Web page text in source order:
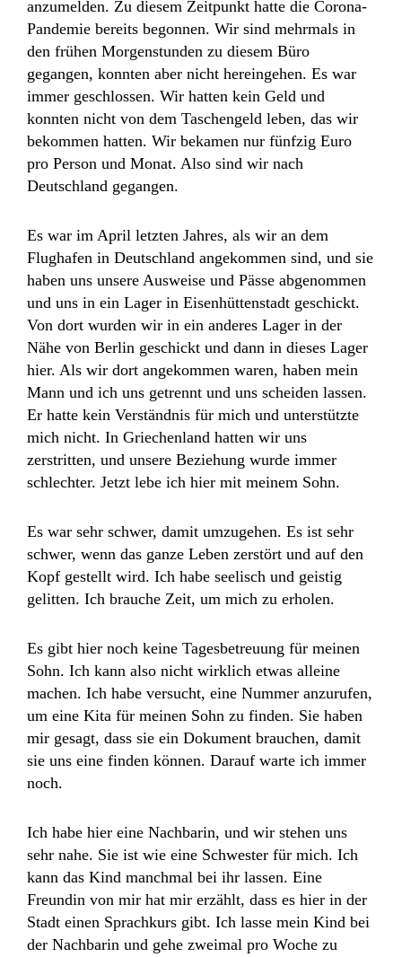
anzumelden. Zu diesem Zeitpunkt hatte die Corona-
Pandemie bereits begonnen. Wir sind mehrmals in
den frühen Morgenstunden zu diesem Büro
gegangen, konnten aber nicht hereingehen. Es war
immer geschlossen. Wir hatten kein Geld und
konnten nicht von dem Taschengeld leben, das wir
bekommen hatten. Wir bekamen nur fünfzig Euro
pro Person und Monat. Also sind wir nach
Deutschland gegangen.
Es war im April letzten Jahres, als wir an dem
Flughafen in Deutschland angekommen sind, und sie
haben uns unsere Ausweise und Pässe abgenommen
und uns in ein Lager in Eisenhüttenstadt geschickt.
Von dort wurden wir in ein anderes Lager in der
Nähe von Berlin geschickt und dann in dieses Lager
hier. Als wir dort angekommen waren, haben mein
Mann und ich uns getrennt und uns scheiden lassen.
Er hatte kein Verständnis für mich und unterstützte
mich nicht. In Griechenland hatten wir uns
zerstritten, und unsere Beziehung wurde immer
schlechter. Jetzt lebe ich hier mit meinem Sohn.
Es war sehr schwer, damit umzugehen. Es ist sehr
schwer, wenn das ganze Leben zerstört und auf den
Kopf gestellt wird. Ich habe seelisch und geistig
gelitten. Ich brauche Zeit, um mich zu erholen.
Es gibt hier noch keine Tagesbetreuung für meinen
Sohn. Ich kann also nicht wirklich etwas alleine
machen. Ich habe versucht, eine Nummer anzurufen,
um eine Kita für meinen Sohn zu finden. Sie haben
mir gesagt, dass sie ein Dokument brauchen, damit
sie uns eine finden können. Darauf warte ich immer
noch.
Ich habe hier eine Nachbarin, und wir stehen uns
sehr nahe. Sie ist wie eine Schwester für mich. Ich
kann das Kind manchmal bei ihr lassen. Eine
Freundin von mir hat mir erzählt, dass es hier in der
Stadt einen Sprachkurs gibt. Ich lasse mein Kind bei
der Nachbarin und gehe zweimal pro Woche zu